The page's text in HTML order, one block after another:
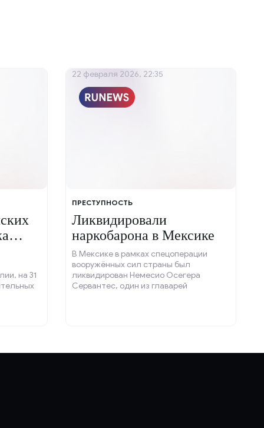
на 31
ПРЕСТУПНОСТЬ
Ликвидировали
наркобарона в Мексике
В Мексике в рамках спецоперации
вооружённых сил страны был
ликвидирован Немесио Осегера
Сервантес, один из главарей
22 февраля 2026, 22:35